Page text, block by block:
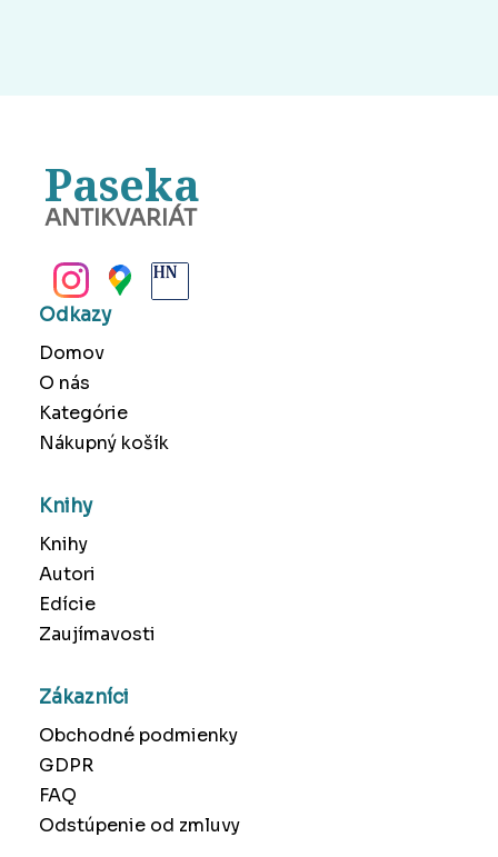
Paseka
ANTIKVARIÁT
Odkazy
Domov
O nás
Kategórie
Nákupný košík
Knihy
Knihy
Autori
Edície
Zaujímavosti
Zákazníci
Obchodné podmienky
GDPR
FAQ
Odstúpenie od zmluvy